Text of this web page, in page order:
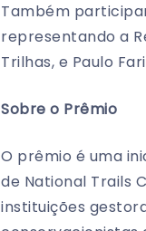
Também
representando a
Trilhas, e Paulo
Sobre o Prêmio
O prêmio é uma
de National Trails
instituições